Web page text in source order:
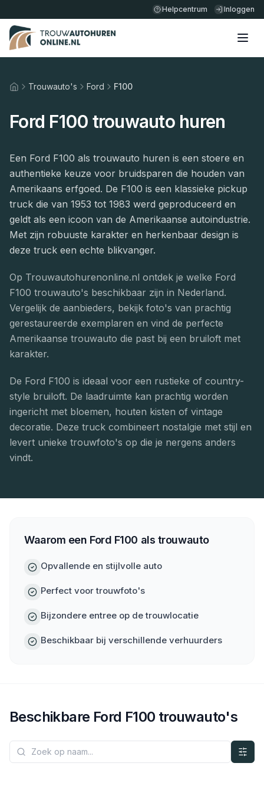
Helpcentrum Inloggen
HomeTrouwauto's Ford F100
Ford F100 trouwauto huren
Een Ford F100 als trouwauto huren is een stoere en
authentieke keuze voor bruidsparen die houden van
Amerikaans erfgoed. De F100 is een klassieke pickup
truck die van 1953 tot 1983 werd geproduceerd en
geldt als een icoon van de Amerikaanse autoindustrie.
Met zijn robuuste karakter en herkenbaar design is
deze truck een echte blikvanger.
Op Trouwautohurenonline.nl ontdek je welke Ford
F100 trouwauto's beschikbaar zijn in Nederland.
Vergelijk de aanbieders, bekijk foto's van prachtig
gerestaureerde exemplaren en vind de perfecte
Amerikaanse trouwauto die past bij een bruiloft met
karakter.
De Ford F100 is ideaal voor een rustieke of country-
style bruiloft. De laadruimte kan prachtig worden
ingericht met bloemen, houten kisten of vintage
decoratie. Deze truck combineert nostalgie met stijl en
levert unieke trouwfoto's op die je nergens anders
vindt.
Waarom een Ford F100 als trouwauto
Opvallende en stijlvolle auto
Perfect voor trouwfoto's
Bijzondere entree op de trouwlocatie
Beschikbaar bij verschillende verhuurders
Beschikbare Ford F100 trouwauto's